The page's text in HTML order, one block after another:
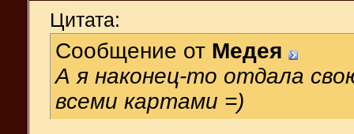
Цитата:
Сообщение от Медея
А я наконец-то отдала
всеми картами =)